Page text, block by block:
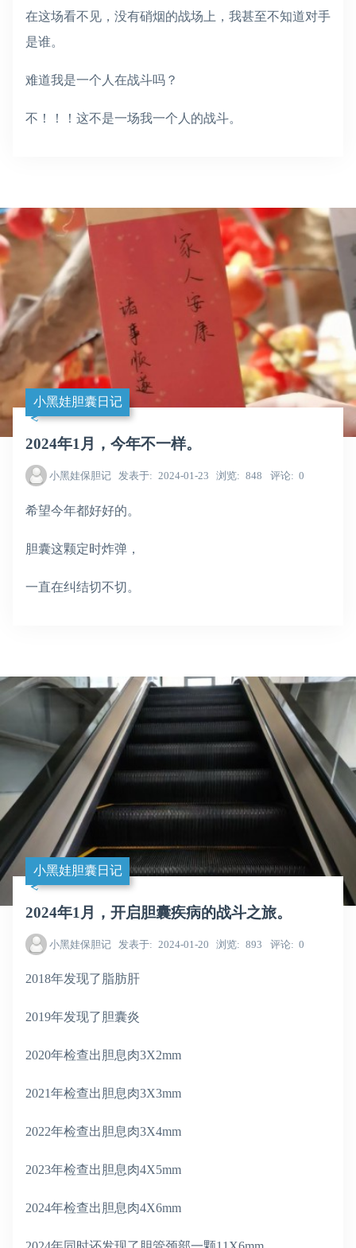
在这场看不见，没有硝烟的战场上，我甚至不知道对手
是谁。
难道我是一个人在战斗吗？
不！！！这不是一场我一个人的战斗。
小黑娃胆囊日记
2024年1月，今年不一样。
小黑娃保胆记 发表于 2024-01-23 浏览 848 评论 0
希望今年都好好的。
胆囊这颗定时炸弹，
一直在纠结切不切。
小黑娃胆囊日记
2024年1月，开启胆囊疾病的战斗之旅。
小黑娃保胆记 发表于 2024-01-20 浏览 893 评论 0
2018年发现了脂肪肝
2019年发现了胆囊炎
2020年检查出胆息肉3X2mm
2021年检查出胆息肉3X3mm
2022年检查出胆息肉3X4mm
2023年检查出胆息肉4X5mm
2024年检查出胆息肉4X6mm